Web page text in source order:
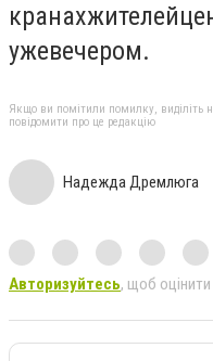
кранахжителей
ужевечером.
Якщо ви помітили помилку, виділіть
повідомити про це редакцію
Надежда Дремлюга
Авторизуйтесь, щоб оцінити